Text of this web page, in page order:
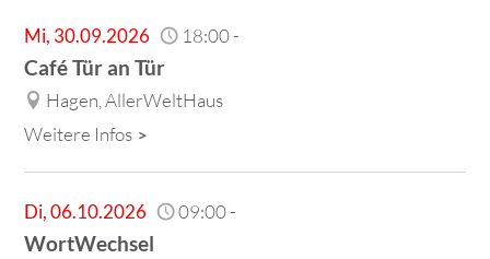
Mi, 30.09.2026 18:00-
Café Tür an Tür
Hagen, AllerWeltHaus
Weitere Infos
Di,06.10.2026 09:00-
WortWechsel